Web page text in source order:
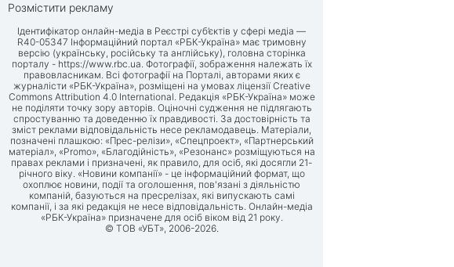
Розмістити рекламу
Ідентифікатор онлайн-медіа в Реєстрі суб’єктів у сфері медіа —
R40-05347 Інформаційний портал «РБК-Україна» має тримовну
версію (українську, російську та англійську), головна сторінка
порталу - https://www.rbc.ua. Фотографії, зображення належать їх
правовласникам. Всі фотографії на Порталі, авторами яких є
журналісти «РБК-Україна», розміщені на умовах ліцензії Creative
Commons Attribution 4.0 International. Редакція «РБК-Україна» може
не поділяти точку зору авторів. Оціночні судження не підлягають
спростуванню та доведенню їх правдивості. За достовірність та
зміст реклами відповідальність несе рекламодавець. Матеріали,
позначені плашкою: «Прес-релізи», «Спецпроект», «Партнерський
матеріал», «Promo», «Благодійність», «Резонанс» розміщуються на
правах реклами і призначені, як правило, для осіб, які досягли 21-
річного віку. «Новини компанії» - це інформаційний формат, що
охоплює новини, події та оголошення, пов'язані з діяльністю
компаній, базуються на пресрелізах, які випускають самі
компанії, і за які редакція не несе відповідальність. Онлайн-медіа
«РБК-Україна» призначене для осіб віком від 21 року.
© ТОВ «УБТ», 2006-2026.